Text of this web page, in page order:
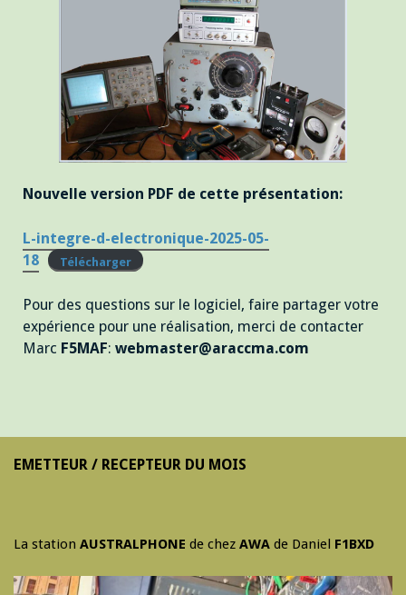
Nouvelle version PDF de cette présentation:
L-integre-d-electronique-2025-05-
18
Télécharger
Pour des questions sur le logiciel, faire partager votre
expérience pour une réalisation, merci de contacter
Marc F5MAF: webmaster@araccma.com
EMETTEUR / RECEPTEUR DU MOIS
La station AUSTRALPHONE de chez AWA de Daniel F1BXD